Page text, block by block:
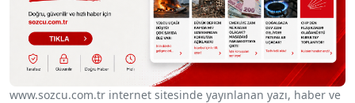
www.sozcu.com.tr internet sitesinde yayınlanan yazı, haber ve